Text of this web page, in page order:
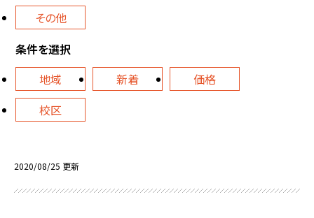
その他
条件を選択
地域
新着
価格
校区
2020/08/25 更新